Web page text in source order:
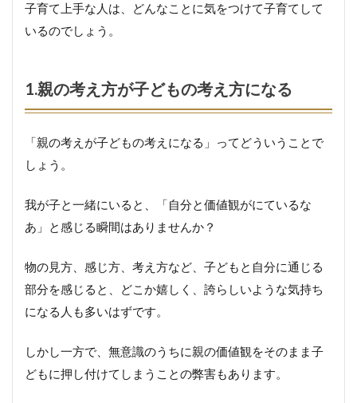
子育て上手な人は、どんなことに気をつけて子育てして
いるのでしょう。
1.親の考え方が子どもの考え方になる
「親の考えが子どもの考えになる」ってどういうことで
しょう。
我が子と一緒にいると、「自分と価値観がにているな
あ」と感じる瞬間はありませんか？
物の見方、感じ方、考え方など、子どもと自分に通じる
部分を感じると、どこか嬉しく、誇らしいような気持ち
になる人も多いはずです。
しかし一方で、無意識のうちに親の価値観をそのまま子
どもに押し付けてしまうことの弊害もあります。